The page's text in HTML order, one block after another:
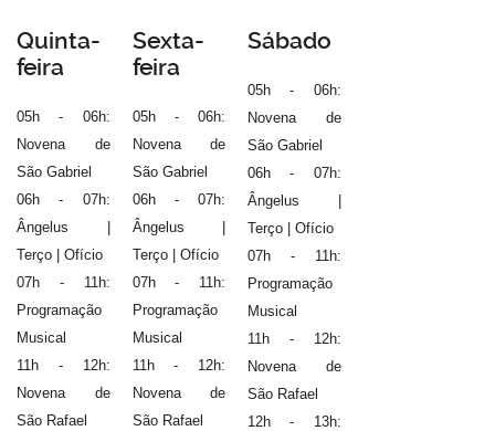
Quinta-
feira
05h - 06h:
Novena de
São Gabriel
06h - 07h:
Ângelus |
Terço | Ofício
07h - 11h:
Programação
Musical
11h - 12h:
Novena de
São Rafael
Sexta-
feira
05h - 06h:
Novena de
São Gabriel
06h - 07h:
Ângelus |
Terço | Ofício
07h - 11h:
Programação
Musical
11h - 12h:
Novena de
São Rafael
Sábado
05h - 06h:
Novena de
São Gabriel
06h - 07h:
Ângelus |
Terço | Ofício
07h - 11h:
Programação
Musical
11h - 12h:
Novena de
São Rafael
12h - 13h: